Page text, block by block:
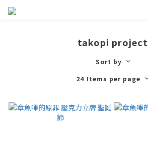
takopi project
Sort by
24 Items per page